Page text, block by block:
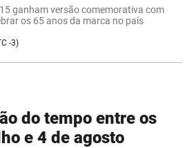
ganham versão comemorativa com
os 65 anos da marca no país
-3)
do tempo entre os
e 4 de agosto